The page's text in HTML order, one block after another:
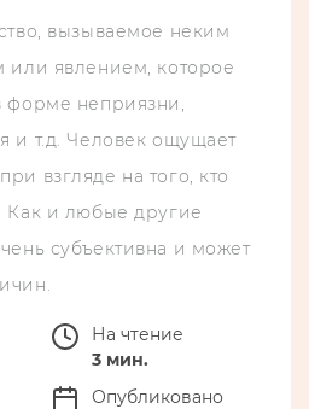
вызываемое неким
или явлением, которое
форме неприязни,
и т.д. Человек ощущает
взгляде на того, кто
Как и любые другие
субъективна и может
На чтение
3 мин.
Опубликовано